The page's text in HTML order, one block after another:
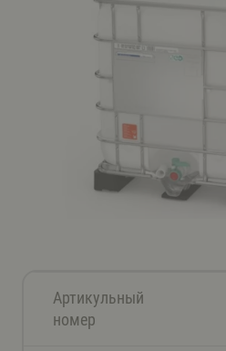
Артикульный
номер